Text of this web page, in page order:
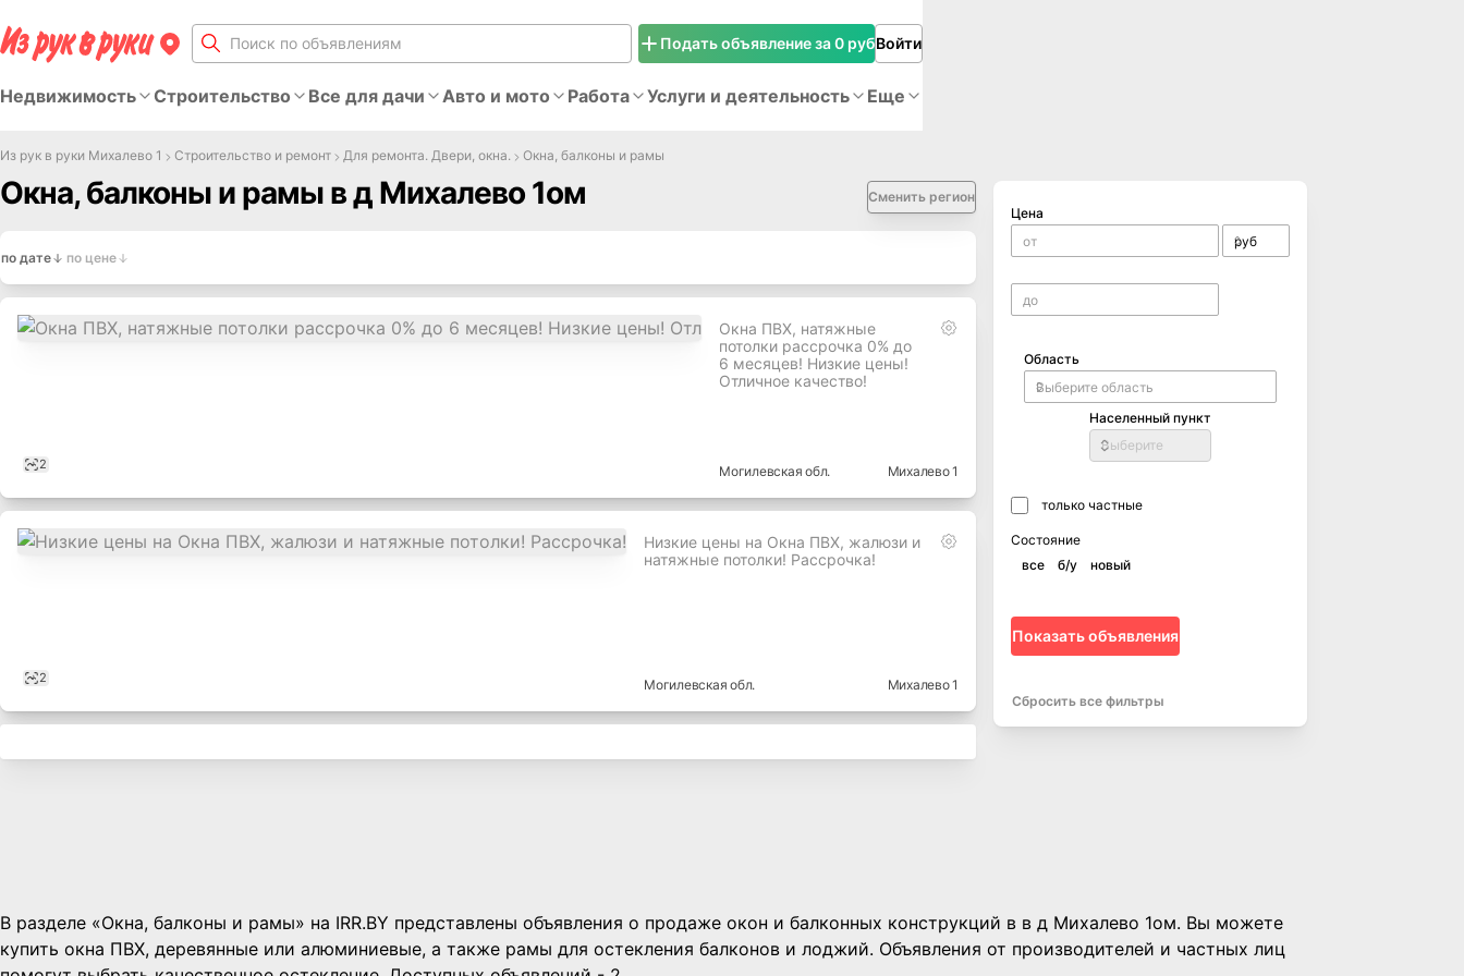
Подать объявление за 0 рубВойти
Недвижимость Строительство Все для дачи Авто и мото Работа Услуги и деятельность Еще
Из рук в руки Михалево 1 Строительство и ремонт Для ремонта. Двери, окна. Окна, балконы и рамы
Окна, балконы и рамы в д Михалево 1ом Сменить регион
по дате по цене
2
Окна ПВХ, натяжные
потолки рассрочка 0% до
6 месяцев! Низкие цены!
Отличное качество!
Могилевская обл. Михалево 1
2
Низкие цены на Окна ПВХ, жалюзи и
натяжные потолки! Рассрочка!
Могилевская обл. Михалево 1
Цена
Область
Населенный пункт
Выберите
только частные
Состояние
все
б/у новый
Показать объявления
Сбросить все фильтры
В разделе «Окна, балконы и рамы» на IRR.BY представлены объявления о продаже окон и балконных конструкций в в д Михалево 1ом. Вы можете
купить окна ПВХ, деревянные или алюминиевые, а также рамы для остекления балконов и лоджий. Объявления от производителей и частных лиц